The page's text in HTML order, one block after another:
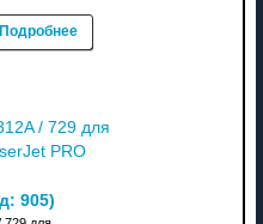
Подробнее
/ 729 для
PRO
905)